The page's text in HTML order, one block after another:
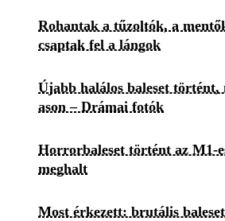
Rohantak a tűzoltók, a
csaptak fel a lángok
Újabb halálos baleset történt,
ason – Drámai fotók
Horrorbaleset történt az M1-
meghalt
Most érkezett: brutális